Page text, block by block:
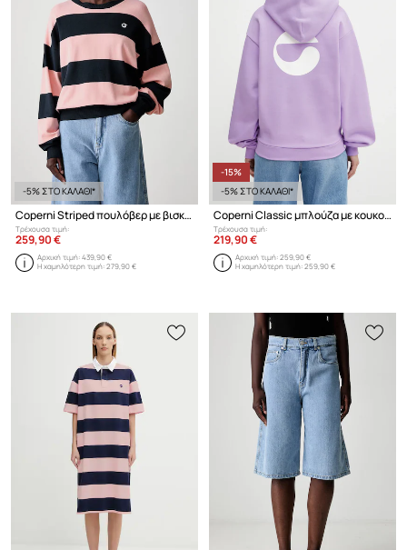
-5% ΣΤΟ ΚΑΛΑΘΙ*
Coperni Striped πουλόβερ με βισκόζη γυναικείο
Τρέχουσα τιμή:
259,90 €
Αρχική τιμή:439,90 €
Η χαμηλότερη τιμή:279,90 €
-15%
-5% ΣΤΟ ΚΑΛΑΘΙ*
Coperni Classic μπλούζα με κουκούλα με βαμβάκι γυναικεία
Τρέχουσα τιμή:
219,90 €
Αρχική τιμή:259,90 €
Η χαμηλότερη τιμή:259,90 €